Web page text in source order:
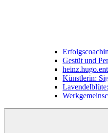
Gestüt und
Künstlerin: